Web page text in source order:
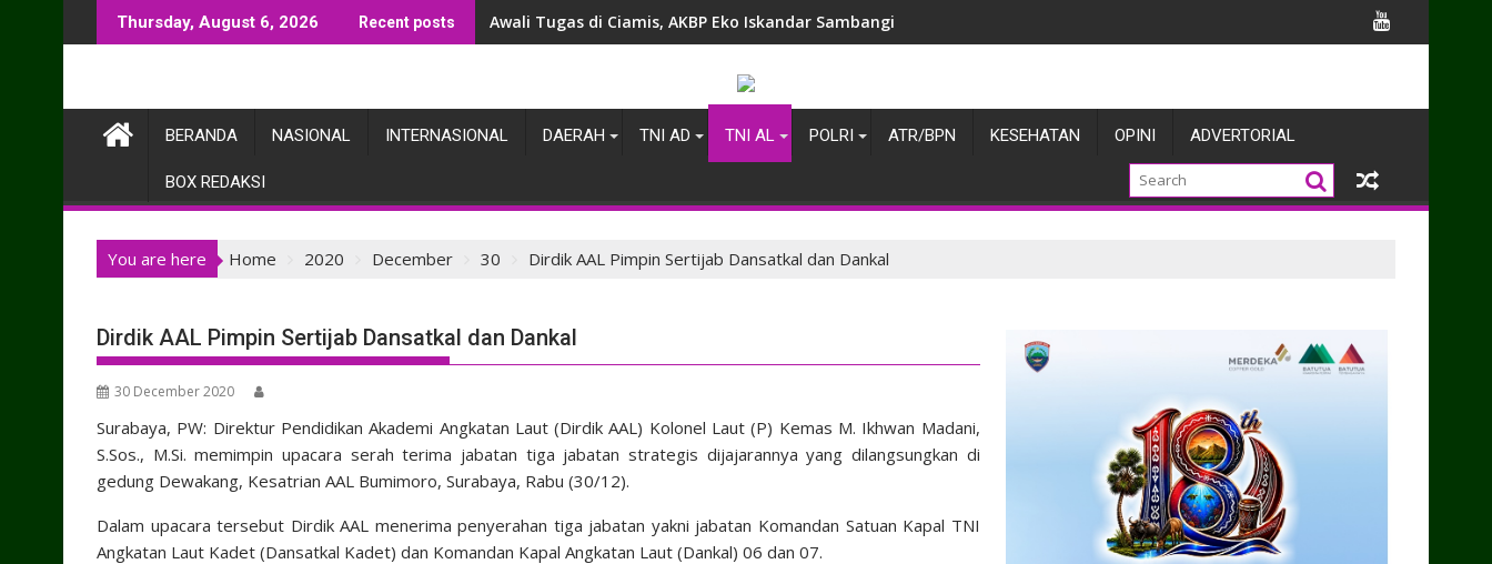
to
Thursday, August 6, 2026 Recent posts Wadan Kolatmar Sambut Tim Penatausahaan dan Pemanfaatan BMN Itjen Kemhan
BERANDA NASIONAL INTERNASIONAL DAERAH TNI AD TNI AL POLRI ATR/BPN KESEHATAN OPINI ADVERTORIAL
BOX REDAKSI
You are here Home 2020 December 30 Dirdik AAL Pimpin Sertijab Dansatkal dan Dankal
Dirdik AAL Pimpin Sertijab Dansatkal dan Dankal
30 December 2020
Surabaya, PW: Direktur Pendidikan Akademi Angkatan Laut (Dirdik AAL) Kolonel Laut (P) Kemas M. Ikhwan Madani,
S.Sos., M.Si. memimpin upacara serah terima jabatan tiga jabatan strategis dijajarannya yang dilangsungkan di
gedung Dewakang, Kesatrian AAL Bumimoro, Surabaya, Rabu (30/12).
Dalam upacara tersebut Dirdik AAL menerima penyerahan tiga jabatan yakni jabatan Komandan Satuan Kapal TNI
Angkatan Laut Kadet (Dansatkal Kadet) dan Komandan Kapal Angkatan Laut (Dankal) 06 dan 07.